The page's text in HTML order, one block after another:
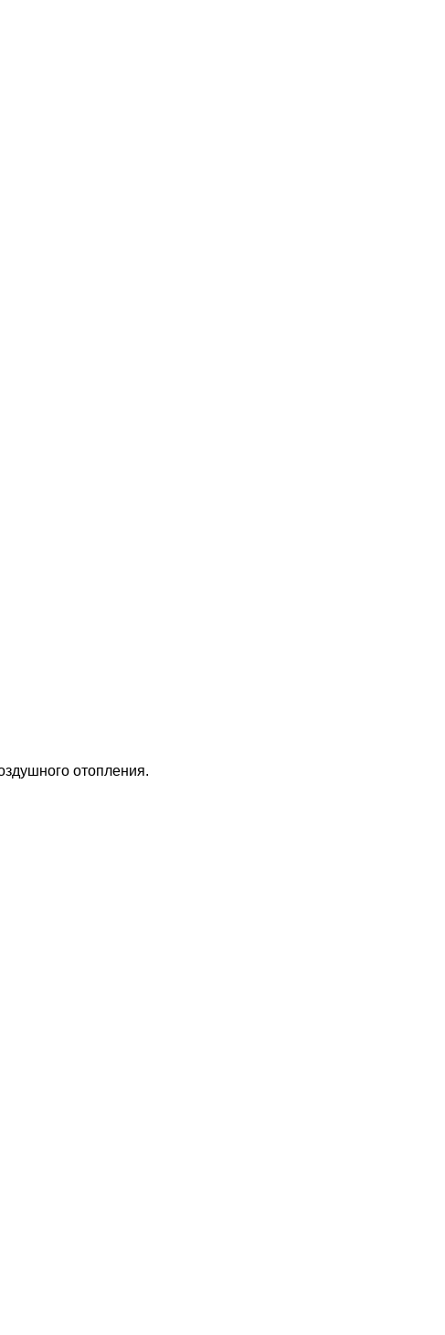
отопления.